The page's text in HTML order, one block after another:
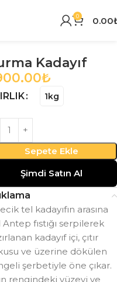
0 0.00
Kadayıf
₺
1kg
Sepete Ekle
Şimdi Satın Al
tel kadayıfın arasına
fıstığı serpilerek
kadayıf içi, çıtır
ve üzerine dökülen
şerbetiyle öne çıkar.
rengindeki yüzeyi ve